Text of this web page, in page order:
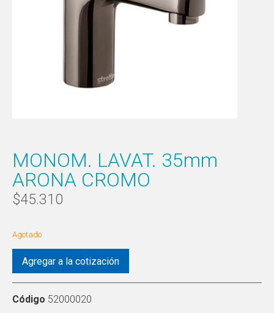
MONOM. LAVAT. 35mm
ARONA CROMO
$45.310
Agotado
Agregar a la cotización
Código 52000020